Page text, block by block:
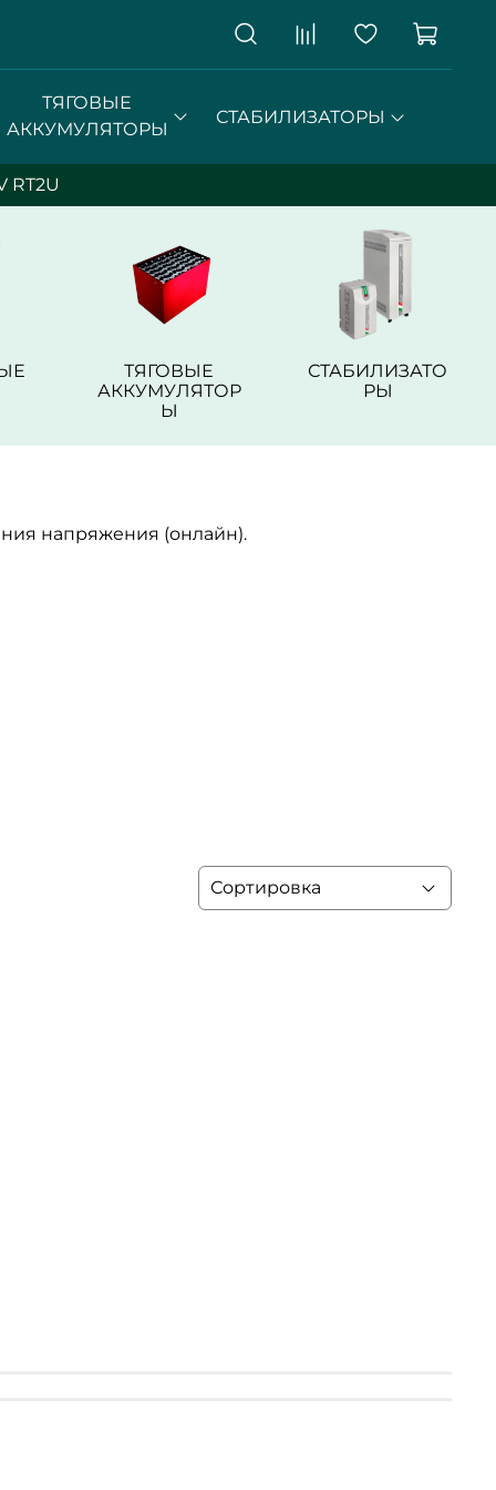
ТЯГОВЫЕ
АККУМУЛЯТОРЫ
СТАБИЛИЗАТОРЫ
RT2U
ТЯГОВЫЕ
АККУМУЛЯТОР
Ы
СТАБИЛИЗАТО
РЫ
напряжения (онлайн).